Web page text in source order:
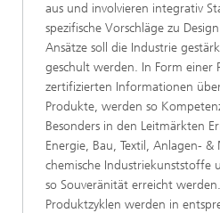
aus und involvieren integrativ
spezifische Vorschläge zu
Ansätze soll die Industrie
geschult werden. In Form einer
zertifizierten Informationen
Produkte, werden so
Besonders in den Leitmärkten
Energie, Bau, Textil, Anlagen- &
chemische Industriekunststoffe
so Souveränität erreicht
Produktzyklen werden in